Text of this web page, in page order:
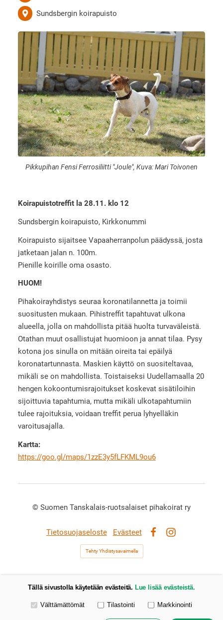
Sundsbergin koirapuisto
Pikkupihan Fensi Ferrosiliitti "Joule", Kuva: Mari Toivonen
Koirapuistotreffit la 28.11. klo 12
Sundsbergin koirapuisto, Kirkkonummi
Koirapuisto sijaitsee Vapaaherranpolun päädyssä, josta
jatketaan jalan n. 100m.
Pienille koirille oma osasto.
HUOM!
Pihakoirayhdistys seuraa koronatilannetta ja toimii
suositusten mukaan. Pihistreffit tapahtuvat ulkona
alueella, jolla on mahdollista pitää huolta turvaväleistä.
Otathan muut osallistujat huomioon ja annat tilaa. Pysy
kotona jos sinulla on mitään oireita tai epäilyä
koronatartunnasta. Maskien käyttö on suositeltavaa,
mikäli se on mahdollista. Toistaiseksi Uudellamaalla 20
hengen kokoontumisrajoitukset koskevat sisätiloihin
sijoittuvia tapahtumia, mutta mikäli ulkotapahtumiin
tulee rajoituksia, voidaan treffit perua lyhyelläkin
varoitusajalla.
Kartta:
https://goo.gl/maps/1zzE3y5fLFKML9ou6
© Suomen Tanskalais-ruotsalaiset pihakoirat ry
Tietosuojaseloste
Evästeet
Tehty Yhdistysavaimella
Tällä sivustolla käytetään evästeitä. Lue lisää evästeistä.
Valitse käytettävät evästeet
Välttämättömät Tilastointi Markkinointi